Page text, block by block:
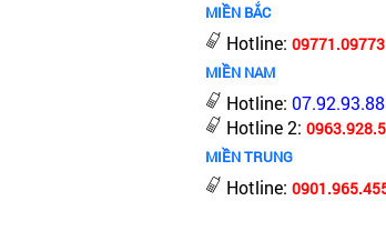
MIỀN BẮC
Hotline:09771.09773
MIỀN NAM
Hotline:
Hotline 2:
MIỀN TRUNG
Hotline: